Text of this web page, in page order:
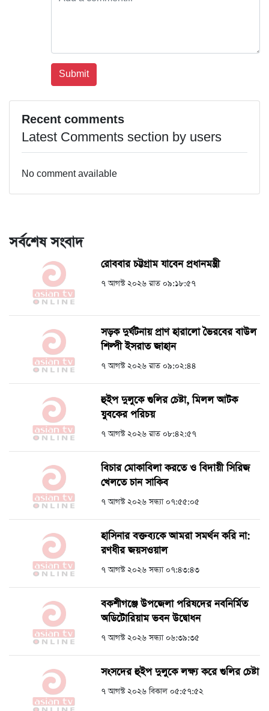
Recent comments
Latest Comments section by users
No comment available
সর্বশেষ সংবাদ
রোববার চট্টগ্রাম যাবেন প্রধানমন্ত্রী
৭ আগস্ট ২০২৬ রাত ০৯:১৮:৫৭
সড়ক দুর্ঘটনায় প্রাণ হারালো ভৈরবের বাউল
শিল্পী ইসরাত জাহান
৭ আগস্ট ২০২৬ রাত ০৯:০২:৪৪
হুইপ দুলুকে গুলির চেষ্টা, ‍মিলল আটক
যুবকের পরিচয়
৭ আগস্ট ২০২৬ রাত ০৮:৪২:৫৭
বিচার মোকাবিলা করতে ও বিদায়ী সিরিজ
খেলতে চান সাকিব
৭ আগস্ট ২০২৬ সন্ধ্যা ০৭:৫৫:০৫
হাসিনার বক্তব্যকে আমরা সমর্থন করি না:
রণধীর জয়সওয়াল
৭ আগস্ট ২০২৬ সন্ধ্যা ০৭:৪৩:৪৩
বকশীগঞ্জে উপজেলা পরিষদের নবনির্মিত
অডিটোরিয়াম ভবন উদ্বোধন
৭ আগস্ট ২০২৬ সন্ধ্যা ০৬:৩৯:৩৫
সংসদের হুইপ দুলুকে লক্ষ্য করে গুলির চেষ্টা
৭ আগস্ট ২০২৬ বিকাল ০৫:৫৭:৫২